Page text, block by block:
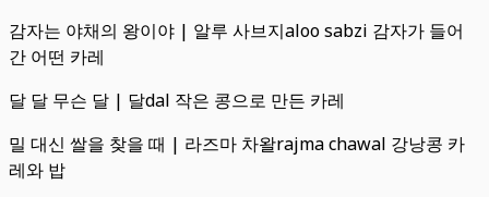
감자는 야채의 왕이야 | 알루 사브지aloo sabzi 감자가 들어
간 어떤 카레
달 달 무슨 달 | 달dal 작은 콩으로 만든 카레
밀 대신 쌀을 찾을 때 | 라즈마 차왈rajma chawal 강낭콩 카
레와 밥